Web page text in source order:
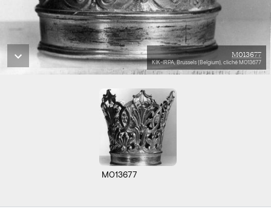
M013677
KIK-IRPA, Brussels (Belgium), cliché M013677
M013677